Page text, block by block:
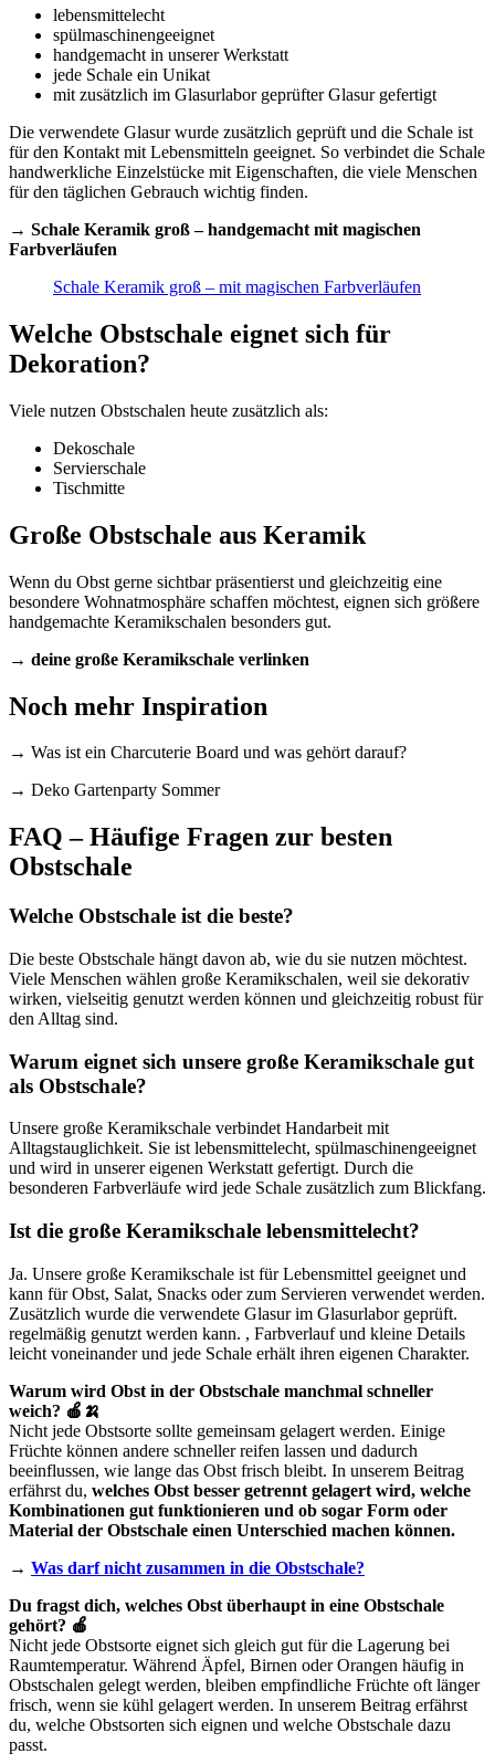
lebensmittelecht
spülmaschinengeeignet
handgemacht in unserer Werkstatt
jede Schale ein Unikat
mit zusätzlich im Glasurlabor geprüfter Glasur gefertigt
Die verwendete Glasur wurde zusätzlich geprüft und die Schale ist
für den Kontakt mit Lebensmitteln geeignet. So verbindet die Schale
handwerkliche Einzelstücke mit Eigenschaften, die viele Menschen
für den täglichen Gebrauch wichtig finden.
→ Schale Keramik groß – handgemacht mit magischen
Farbverläufen
Schale Keramik groß – mit magischen Farbverläufen
Welche Obstschale eignet sich für
Dekoration?
Viele nutzen Obstschalen heute zusätzlich als:
Dekoschale
Servierschale
Tischmitte
Große Obstschale aus Keramik
Wenn du Obst gerne sichtbar präsentierst und gleichzeitig eine
besondere Wohnatmosphäre schaffen möchtest, eignen sich größere
handgemachte Keramikschalen besonders gut.
→ deine große Keramikschale verlinken
Noch mehr Inspiration
→ Was ist ein Charcuterie Board und was gehört darauf?
→ Deko Gartenparty Sommer
FAQ – Häufige Fragen zur besten
Obstschale
Welche Obstschale ist die beste?
Die beste Obstschale hängt davon ab, wie du sie nutzen möchtest.
Viele Menschen wählen große Keramikschalen, weil sie dekorativ
wirken, vielseitig genutzt werden können und gleichzeitig robust für
den Alltag sind.
Warum eignet sich unsere große Keramikschale gut
als Obstschale?
Unsere große Keramikschale verbindet Handarbeit mit
Alltagstauglichkeit. Sie ist lebensmittelecht, spülmaschinengeeignet
und wird in unserer eigenen Werkstatt gefertigt. Durch die
besonderen Farbverläufe wird jede Schale zusätzlich zum Blickfang.
Ist die große Keramikschale lebensmittelecht?
Ja. Unsere große Keramikschale ist für Lebensmittel geeignet und
kann für Obst, Salat, Snacks oder zum Servieren verwendet werden.
Zusätzlich wurde die verwendete Glasur im Glasurlabor geprüft.
regelmäßig genutzt werden kann. , Farbverlauf und kleine Details
leicht voneinander und jede Schale erhält ihren eigenen Charakter.
Warum wird Obst in der Obstschale manchmal schneller
weich? 🍎🍌
Nicht jede Obstsorte sollte gemeinsam gelagert werden. Einige
Früchte können andere schneller reifen lassen und dadurch
beeinflussen, wie lange das Obst frisch bleibt. In unserem Beitrag
erfährst du, welches Obst besser getrennt gelagert wird, welche
Kombinationen gut funktionieren und ob sogar Form oder
Material der Obstschale einen Unterschied machen können.
→ Was darf nicht zusammen in die Obstschale?
Du fragst dich, welches Obst überhaupt in eine Obstschale
gehört? 🍎
Nicht jede Obstsorte eignet sich gleich gut für die Lagerung bei
Raumtemperatur. Während Äpfel, Birnen oder Orangen häufig in
Obstschalen gelegt werden, bleiben empfindliche Früchte oft länger
frisch, wenn sie kühl gelagert werden. In unserem Beitrag erfährst
du, welche Obstsorten sich eignen und welche Obstschale dazu
passt.